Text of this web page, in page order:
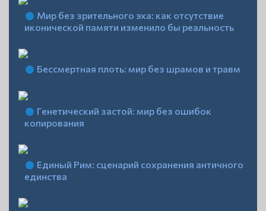
Мир без зрительного эха: как отсутствие
иконической памяти изменило бы реальность
Бессмертная плоть: мир без шрамов и травм
Генетический застой: мир без ошибок
копирования
Единый Рим: сценарий сохранения античного
единства